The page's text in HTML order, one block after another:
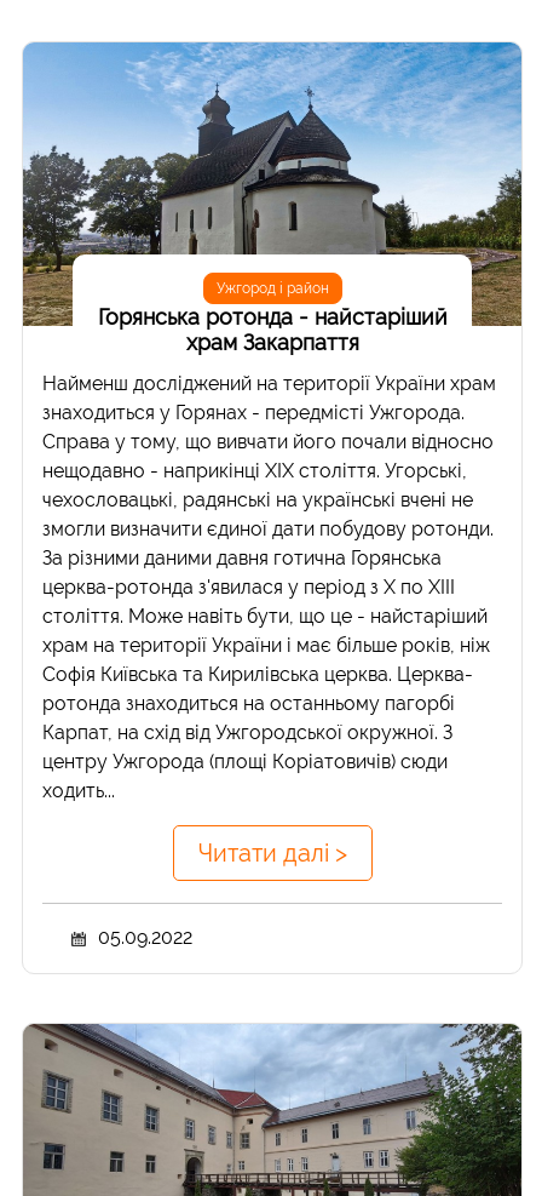
Ужгород і район
Горянська ротонда - найстаріший
храм Закарпаття
Найменш досліджений на території України храм
знаходиться у Горянах - передмісті Ужгорода.
Справа у тому, що вивчати його почали відносно
нещодавно - наприкінці ХІХ століття. Угорські,
чехословацькі, радянські на українські вчені не
змогли визначити єдиної дати побудову ротонди.
За різними даними давня готична Горянська
церква-ротонда з'явилася у період з Х по XIII
століття. Може навіть бути, що це - найстаріший
храм на території України і має більше років, ніж
Софія Київська та Кирилівська церква. Церква-
ротонда знаходиться на останньому пагорбі
Карпат, на схід від Ужгородської окружної. З
центру Ужгорода (площі Коріатовичів) сюди
ходить...
Читати далі >
05.09.2022